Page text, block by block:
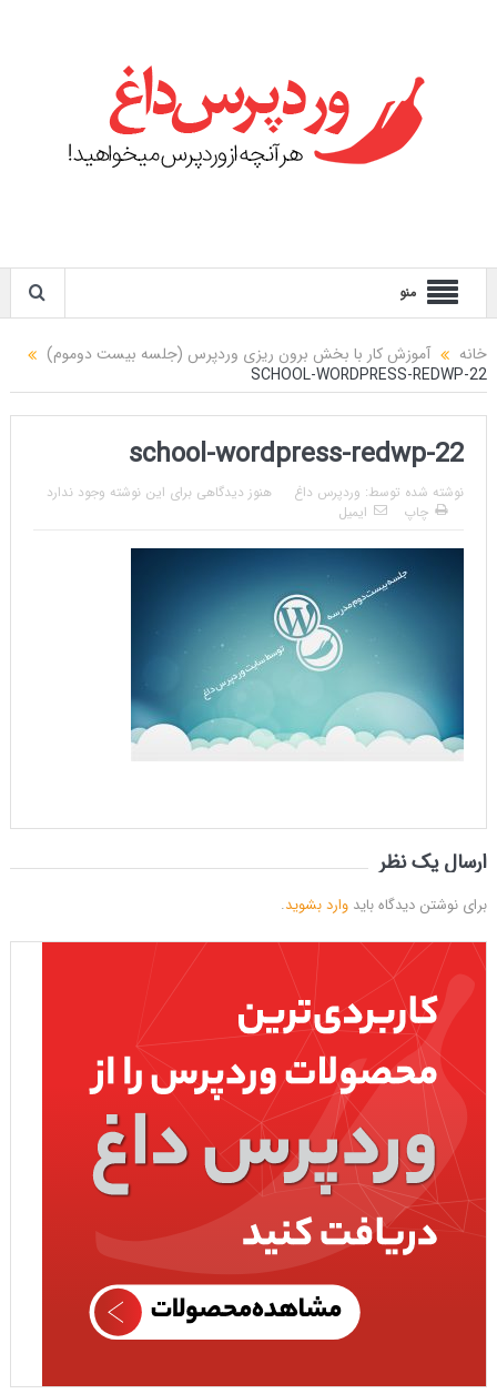
منو
خانه
آموزش کار با بخش برون ریزی وردپرس (جلسه بیست دوموم)
SCHOOL-WORDPRESS-REDWP-22
school-wordpress-redwp-22
نوشته شده توسط: وردپرس داغ
هنوز دیدگاهی برای این نوشته وجود ندارد
چاپ
ایمیل
ارسال یک نظر
برای نوشتن دیدگاه باید وارد بشوید.